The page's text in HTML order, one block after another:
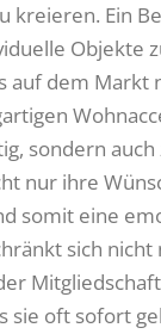
kreieren. Ein
Objekte
auf dem
sondern
nur ihre
somit eine
sich
sie oft sofort